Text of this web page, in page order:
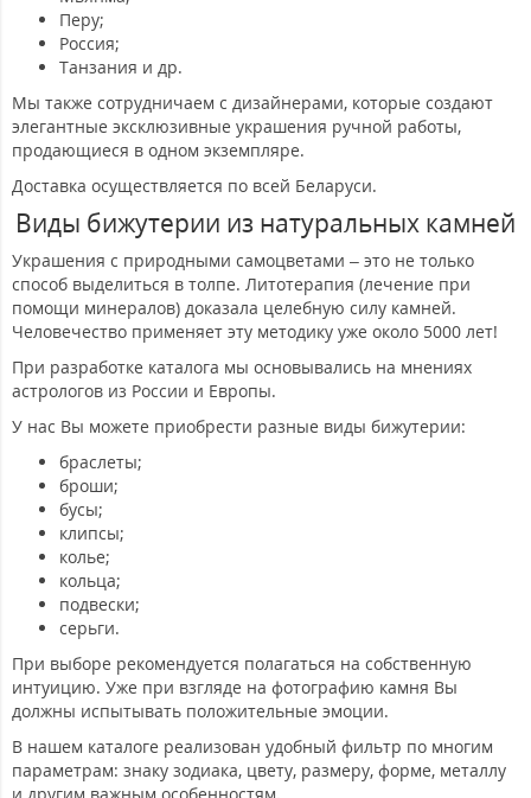
Перу;
Россия;
Танзания и др.
Мы также сотрудничаем с дизайнерами, которые создают
элегантные эксклюзивные украшения ручной работы,
продающиеся в одном экземпляре.
Доставка осуществляется по всей Беларуси.
Виды бижутерии из натуральных камней
Украшения с природными самоцветами – это не только
способ выделиться в толпе. Литотерапия (лечение при
помощи минералов) доказала целебную силу камней.
Человечество применяет эту методику уже около 5000 лет!
При разработке каталога мы основывались на мнениях
астрологов из России и Европы.
У нас Вы можете приобрести разные виды бижутерии:
браслеты;
броши;
бусы;
клипсы;
колье;
кольца;
подвески;
серьги.
При выборе рекомендуется полагаться на собственную
интуицию. Уже при взгляде на фотографию камня Вы
должны испытывать положительные эмоции.
В нашем каталоге реализован удобный фильтр по многим
параметрам: знаку зодиака, цвету, размеру, форме, металлу